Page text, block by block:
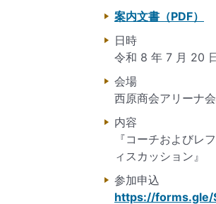
案内文書（PDF）
日時
令和 8 年 7 月 20
会場
西原商会アリーナ
内容
『コーチおよびレ
ィスカッション』
参加申込
https://forms.gle/